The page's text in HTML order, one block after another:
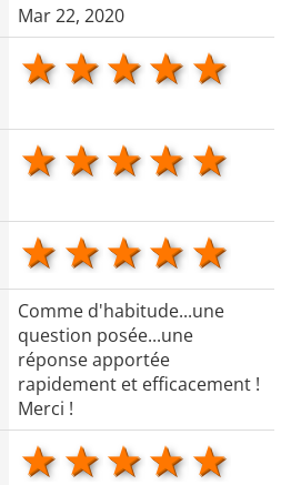
Mar 22, 2020
4
3 stars
2 stars
1 star
4
3 stars
2 stars
1 star
4
3 stars
2 stars
1 star
Comme d'habitude...une
question posée...une
réponse apportée
rapidement et efficacement !
Merci !
4
3 stars
2 stars
1 star